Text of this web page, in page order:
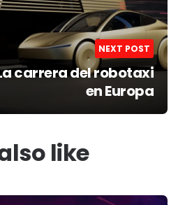
NEXT POST
carrera del robotaxi
en Europa
like